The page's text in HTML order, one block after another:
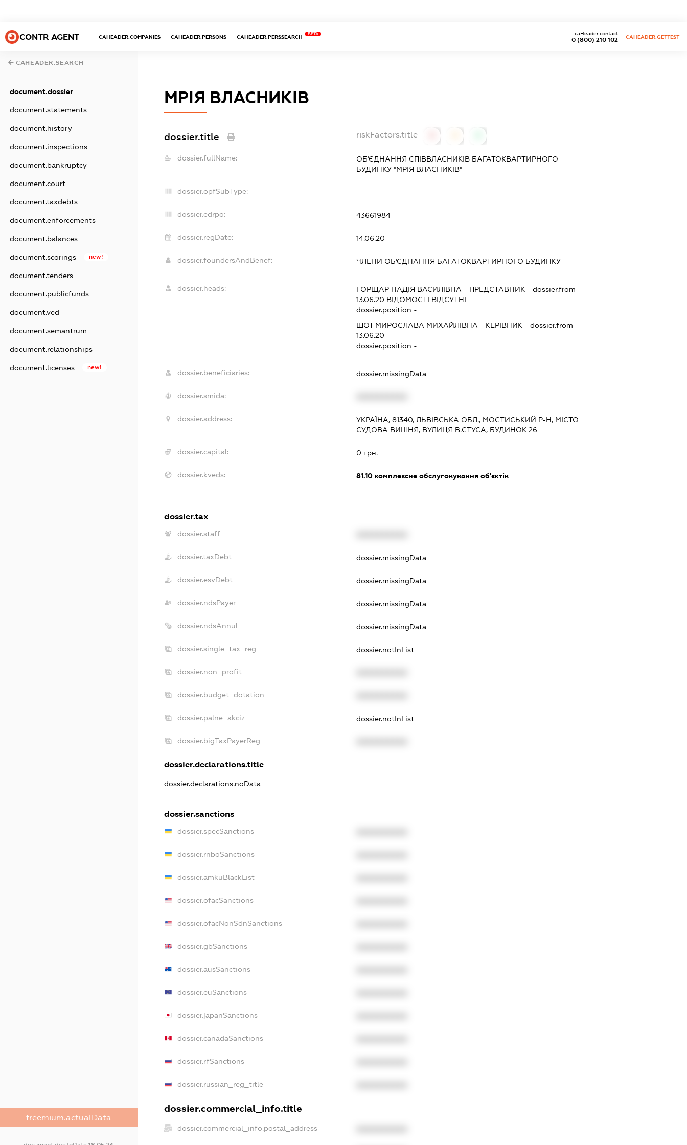
CONTR AGENT CAHEADER.COMPANIES CAHEADER.PERSONS CAHEADER.PERSSEARCH
BETA
0 (800) 210 102
caHeader.contact
CAHEADER.GETTEST
CAHEADER.SEARCH
document.dossier
document.statements
document.history
document.inspections
document.bankruptcy
document.court
document.taxdebts
document.enforcements
document.balances
document.scorings new!
document.tenders
document.publicfunds
document.ved
document.semantrum
document.relationships
document.licenses new!
freemium.actualData
МРІЯ ВЛАСНИКІВ
dossier.title riskFactors.title
dossier.fullName:
ОБ'ЄДНАННЯ СПІВВЛАСНИКІВ БАГАТОКВАРТИРНОГО
БУДИНКУ "МРІЯ ВЛАСНИКІВ"
dossier.opfSubType: -
dossier.edrpo: 43661984
dossier.regDate: 14.06.20
dossier.foundersAndBenef: ЧЛЕНИ ОБ'ЄДНАННЯ БАГАТОКВАРТИРНОГО БУДИНКУ
dossier.heads: ГОРЩАР НАДІЯ ВАСИЛІВНА - ПРЕДСТАВНИК - dossier.from
13.06.20 ВІДОМОСТІ ВІДСУТНІ
dossier.position -
ШОТ МИРОСЛАВА МИХАЙЛІВНА - КЕРІВНИК - dossier.from
13.06.20
dossier.position -
dossier.beneficiaries: dossier.missingData
dossier.smida:
dossier.address:
УКРАЇНА, 81340, ЛЬВІВСЬКА ОБЛ., МОСТИСЬКИЙ Р-Н, МІСТО
СУДОВА ВИШНЯ, ВУЛИЦЯ В.СТУСА, БУДИНОК 26
dossier.capital: 0 грн.
dossier.kveds: 81.10 комплексне обслуговування об'єктів
dossier.tax
dossier.staff
dossier.taxDebt dossier.missingData
dossier.esvDebt dossier.missingData
dossier.ndsPayer dossier.missingData
dossier.ndsAnnul dossier.missingData
dossier.single_tax_reg dossier.notInList
dossier.non_profit
dossier.budget_dotation
dossier.palne_akciz dossier.notInList
dossier.bigTaxPayerReg
dossier.declarations.title
dossier.declarations.noData
dossier.sanctions
dossier.specSanctions
dossier.rnboSanctions
dossier.amkuBlackList
dossier.ofacSanctions
dossier.ofacNonSdnSanctions
dossier.gbSanctions
dossier.ausSanctions
dossier.euSanctions
dossier.japanSanctions
dossier.canadaSanctions
dossier.rfSanctions
dossier.russian_reg_title
dossier.commercial_info.title
dossier.commercial_info.postal_address